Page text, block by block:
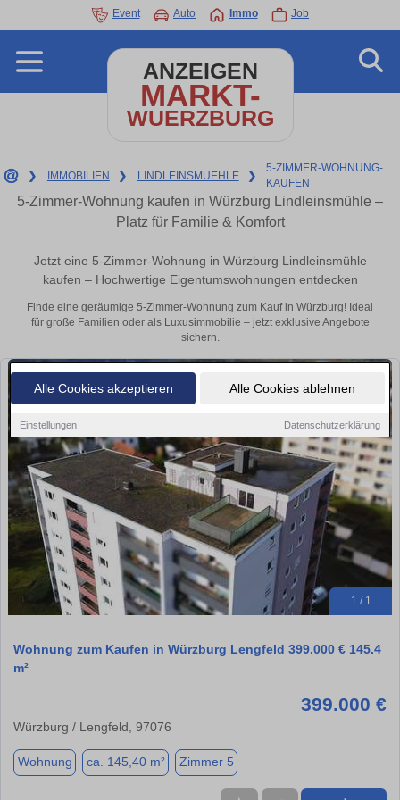
Alle Cookies akzeptieren Alle Cookies ablehnen
Einstellungen Datenschutzerklärung
Event Auto Immo Job
ANZEIGEN
MARKT-
WUERZBURG
❯ IMMOBILIEN ❯ LINDLEINSMUEHLE ❯
5-ZIMMER-WOHNUNG-
KAUFEN
5-Zimmer-Wohnung kaufen in Würzburg Lindleinsmühle –
Platz für Familie & Komfort
Jetzt eine 5-Zimmer-Wohnung in Würzburg Lindleinsmühle
kaufen – Hochwertige Eigentumswohnungen entdecken
Finde eine geräumige 5-Zimmer-Wohnung zum Kauf in Würzburg! Ideal
für große Familien oder als Luxusimmobilie – jetzt exklusive Angebote
sichern.
1 / 1
Wohnung zum Kaufen in Würzburg Lengfeld 399.000 € 145.4
m²
399.000 €
Würzburg / Lengfeld, 97076
Wohnung ca. 145,40 m² Zimmer 5